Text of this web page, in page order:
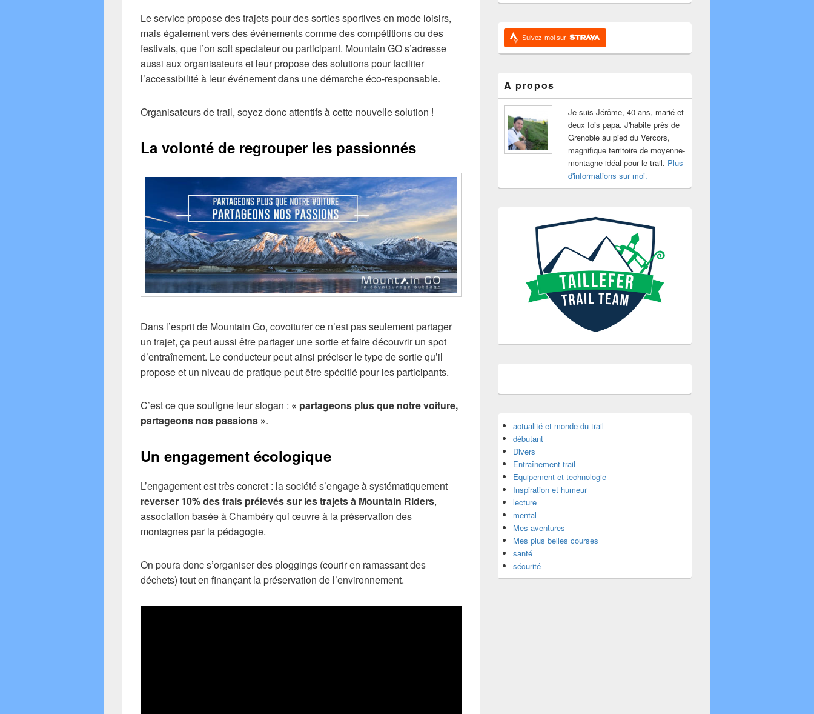
Le service propose des trajets pour des sorties sportives en mode loisirs,
mais également vers des événements comme des compétitions ou des
festivals, que l’on soit spectateur ou participant. Mountain GO s’adresse
aussi aux organisateurs et leur propose des solutions pour faciliter
l’accessibilité à leur événement dans une démarche éco-responsable.
Organisateurs de trail, soyez donc attentifs à cette nouvelle solution !
La volonté de regrouper les passionnés
Dans l’esprit de Mountain Go, covoiturer ce n’est pas seulement partager
un trajet, ça peut aussi être partager une sortie et faire découvrir un spot
d’entraînement. Le conducteur peut ainsi préciser le type de sortie qu’il
propose et un niveau de pratique peut être spécifié pour les participants.
C’est ce que souligne leur slogan : « partageons plus que notre voiture,
partageons nos passions ».
Un engagement écologique
L’engagement est très concret : la société s’engage à systématiquement
reverser 10% des frais prélevés sur les trajets à Mountain Riders,
association basée à Chambéry qui œuvre à la préservation des
montagnes par la pédagogie.
On poura donc s’organiser des ploggings (courir en ramassant des
déchets) tout en finançant la préservation de l’environnement.
Suivez-moi sur
A propos
Je suis Jérôme, 40 ans, marié et
deux fois papa. J'habite près de
Grenoble au pied du Vercors,
magnifique territoire de moyenne-
montagne idéal pour le trail. Plus
d'informations sur moi.
actualité et monde du trail
débutant
Divers
Entraînement trail
Equipement et technologie
Inspiration et humeur
lecture
mental
Mes aventures
Mes plus belles courses
santé
sécurité